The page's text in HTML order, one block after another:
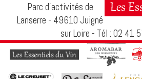
Parc d’activités de
Lanserre - 49610 Juigné
sur Loire - Tél : 02 41